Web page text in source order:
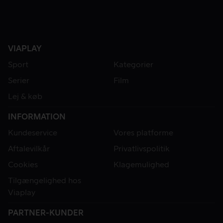
VIAPLAY
Sport
Kategorier
Serier
Film
Lej & køb
INFORMATION
Kundeservice
Vores platforme
Aftalevilkår
Privatlivspolitik
Cookies
Klagemulighed
Tilgængelighed hos
Viaplay
PARTNER-KUNDER